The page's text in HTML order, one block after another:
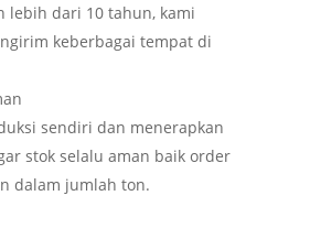
lebih dari 10 tahun, kami
keberbagai tempat di
sendiri dan menerapkan
stok selalu aman baik order
dalam jumlah ton.